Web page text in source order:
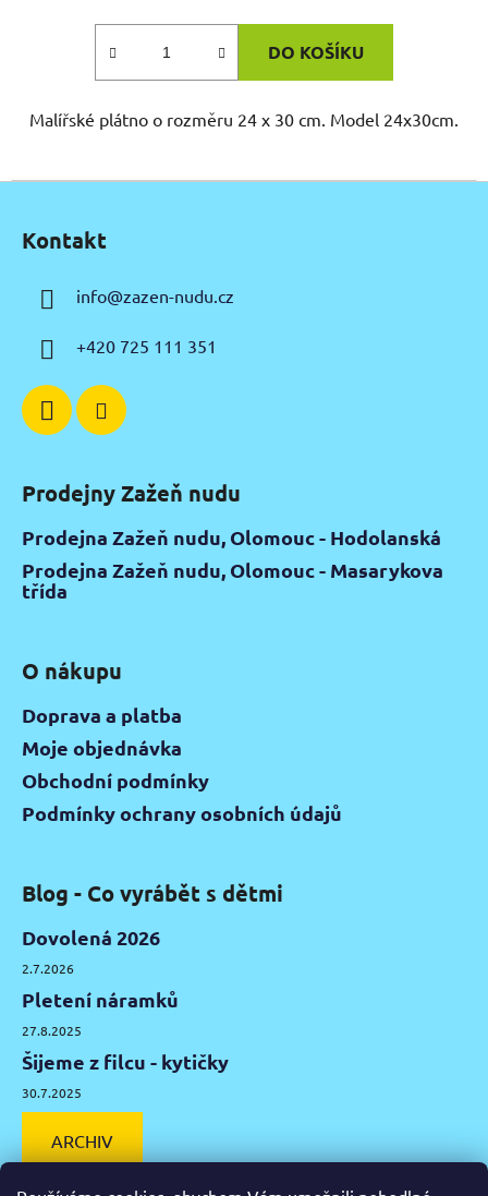
DO KOŠÍKU
Malířské plátno o rozměru 24 x 30 cm. Model 24x30cm.
Kontakt
info@zazen-nudu.cz
+420 725 111 351
Prodejny Zažeň nudu
Prodejna Zažeň nudu, Olomouc - Hodolanská
Prodejna Zažeň nudu, Olomouc - Masarykova
třída
O nákupu
Doprava a platba
Moje objednávka
Obchodní podmínky
Podmínky ochrany osobních údajů
Blog - Co vyrábět s dětmi
Dovolená 2026
2.7.2026
Pletení náramků
27.8.2025
Šijeme z filcu - kytičky
30.7.2025
ARCHIV